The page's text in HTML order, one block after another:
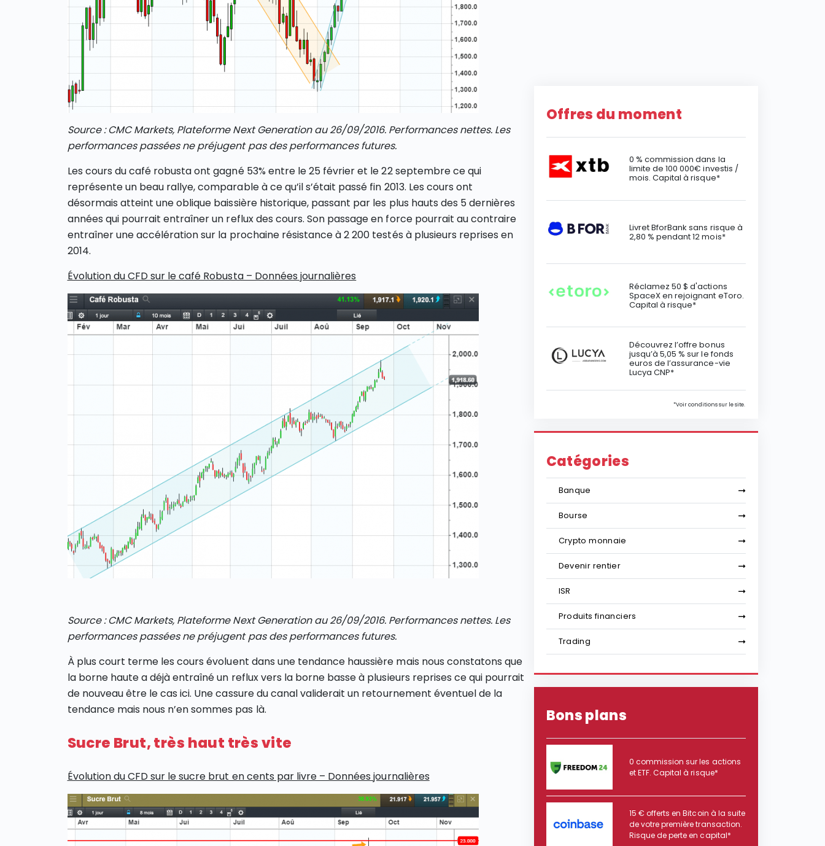
Source : CMC Markets, Plateforme Next Generation au 26/09/2016. Performances nettes. Les
performances passées ne préjugent pas des performances futures.
Les cours du café robusta ont gagné 53% entre le 25 février et le 22 septembre ce qui
représente un beau rallye, comparable à ce qu’il s’était passé fin 2013. Les cours ont
désormais atteint une oblique baissière historique, passant par les plus hauts des 5 dernières
années qui pourrait entraîner un reflux des cours. Son passage en force pourrait au contraire
entraîner une accélération sur la prochaine résistance à 2 200 testés à plusieurs reprises en
2014.
Évolution du CFD sur le café Robusta – Données journalières
Source : CMC Markets, Plateforme Next Generation au 26/09/2016. Performances nettes. Les
performances passées ne préjugent pas des performances futures.
À plus court terme les cours évoluent dans une tendance haussière mais nous constatons que
la borne haute a déjà entraîné un reflux vers la borne basse à plusieurs reprises ce qui pourrait
de nouveau être le cas ici. Une cassure du canal validerait un retournement éventuel de la
tendance mais nous n’en sommes pas là.
Sucre Brut, très haut très vite
Évolution du CFD sur le sucre brut en cents par livre – Données journalières
Offres du moment
0 % commission dans la
limite de 100 000€ investis /
mois. Capital à risque*
Livret BforBank sans risque à
2,80 % pendant 12 mois*
Réclamez 50 $ d'actions
SpaceX en rejoignant eToro.
Capital à risque*
Découvrez l’offre bonus
jusqu’à 5,05 % sur le fonds
euros de l’assurance-vie
Lucya CNP*
*Voir conditions sur le site.
Catégories
Banque
Bourse
Crypto monnaie
Devenir rentier
ISR
Produits financiers
Trading
Bons plans
0 commission sur les actions
et ETF. Capital à risque*
15 € offerts en Bitcoin à la suite
de votre première transaction.
Risque de perte en capital*